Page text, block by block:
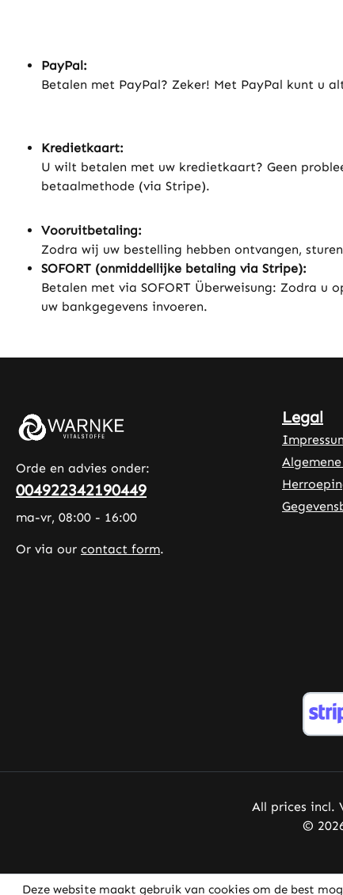
PayPal:
Betalen met PayPal? Zeker! Met PayPal kunt u
Kredietkaart:
U wilt betalen met uw kredietkaart? Geen
betaalmethode (via Stripe).
Vooruitbetaling:
Zodra wij uw bestelling hebben ontvangen,
SOFORT (onmiddellijke betaling via Stripe):
Betalen met via SOFORT Überweisung: Zodra
uw bankgegevens invoeren.
Orde en advies onder:
004922342190449
ma-vr, 08:00 - 16:00
Or via our contact form.
Legal
All prices incl.
©
Deze website maakt gebruik van cookies om de best